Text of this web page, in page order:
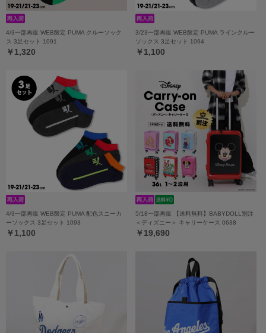
4/3一部再販 WEB限定 PUMA クルーソック
ス 3足セット 1091
￥1,320
3/23一部再販 WEB限定 PUMA ラインクルー
ソックス 3足セット 1094
￥1,100
4/3一部再販 WEB限定 PUMA 配色スニーカ
ーソックス 3足セット 1093
￥1,100
5/18一部再販 【送料無料】BABYDOLL別注
＜ディズニー＞ キャリーケース 0638
￥19,690